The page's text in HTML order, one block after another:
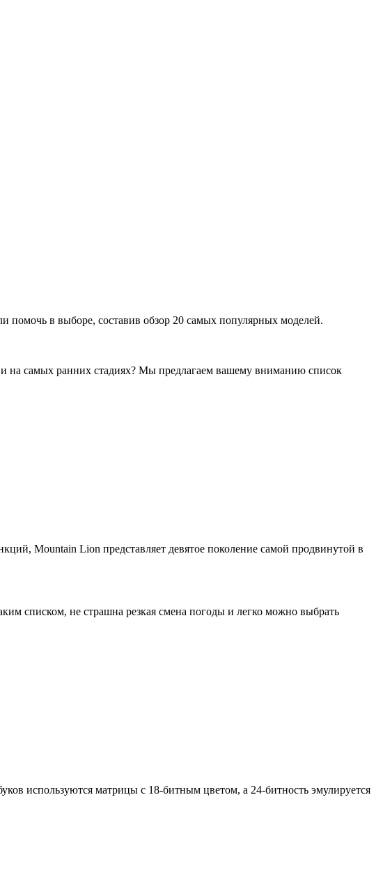
в выборе, составив обзор 20 самых популярных моделей.
на самых ранних стадиях? Мы предлагаем вашему вниманию список
Mountain Lion представляет девятое поколение самой продвинутой в
списком, не страшна резкая смена погоды и легко можно выбрать
используются матрицы с 18-битным цветом, а 24-битность эмулируется